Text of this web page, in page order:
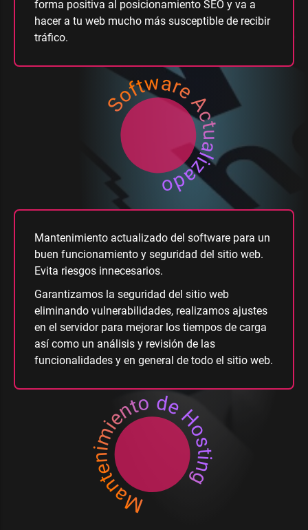
forma positiva al posicionamiento SEO y va a
hacer a tu web mucho más susceptible de recibir
tráfico.
Software Actualizado
Mantenimiento actualizado del software para un
buen funcionamiento y seguridad del sitio web.
Evita riesgos innecesarios.
Garantizamos la seguridad del sitio web
eliminando vulnerabilidades, realizamos ajustes
en el servidor para mejorar los tiempos de carga
así como un análisis y revisión de las
funcionalidades y en general de todo el sitio web.
Mantenimiento de Hosting